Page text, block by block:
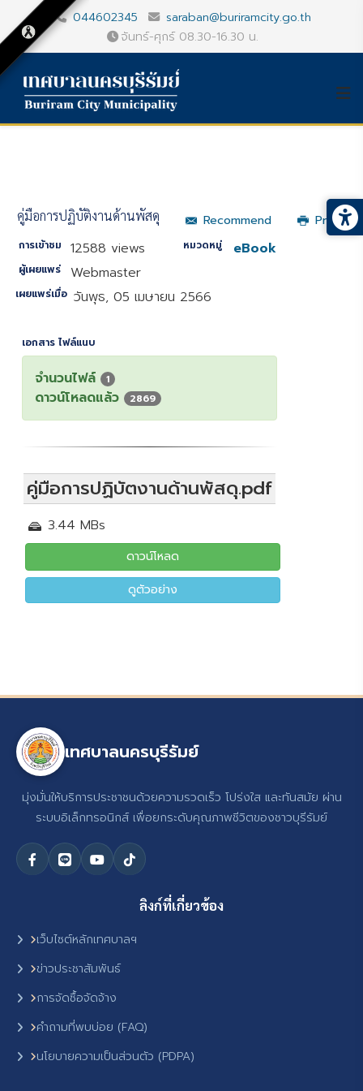
044602345
saraban@buriramcity.go.th
จันทร์-ศุกร์ 08.30-16.30 น.
Recommend Print
คู่มือการปฏิบัติงานด้านพัสดุ
การเข้าชม 12588 views หมวดหมู่ eBook
ผู้เผยแพร่ Webmaster
เผยแพร่เมื่อ วันพุธ, 05 เมษายน 2566
เอกสาร ไฟล์แนบ
จำนวนไฟล์ 1
ดาวน์โหลดแล้ว 2869
คู่มือการปฏิบัตงานด้านพัสดุ.pdf
3.44 MBs
ดาวน์โหลด
ดูตัวอย่าง
เทศบาลนครบุรีรัมย์
มุ่งมั่นให้บริการประชาชนด้วยความรวดเร็ว โปร่งใส และทันสมัย ผ่าน
ระบบอิเล็กทรอนิกส์ เพื่อยกระดับคุณภาพชีวิตของชาวบุรีรัมย์
ลิงก์ที่เกี่ยวข้อง
เว็บไซต์หลักเทศบาลฯ
ข่าวประชาสัมพันธ์
การจัดซื้อจัดจ้าง
คำถามที่พบบ่อย (FAQ)
นโยบายความเป็นส่วนตัว (PDPA)